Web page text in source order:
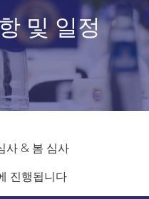
및 일정
사 & 봄 심사
진행됩니다